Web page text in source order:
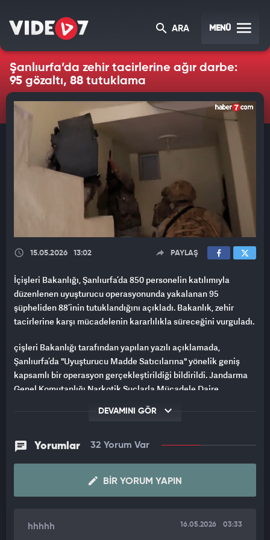
ARA MENÜ
Şanlıurfa’da zehir tacirlerine ağır darbe:
95 gözaltı, 88 tutuklama
15.05.2026 13:02 PAYLAŞ
İçişleri Bakanlığı, Şanlıurfa’da 850 personelin katılımıyla
düzenlenen uyuşturucu operasyonunda yakalanan 95
şüpheliden 88’inin tutuklandığını açıkladı. Bakanlık, zehir
tacirlerine karşı mücadelenin kararlılıkla süreceğini vurguladı.
çişleri Bakanlığı tarafından yapılan yazılı açıklamada,
Şanlıurfa’da "Uyuşturucu Madde Satıcılarına" yönelik geniş
kapsamlı bir operasyon gerçekleştirildiği bildirildi. Jandarma
Genel Komutanlığı Narkotik Suçlarla Mücadele Daire
koordinesinde yürütülen titiz çalışmalar neticesinde, gençlerin
indirildi.
Şanlıurfa merkezli yürütülen operasyonların teknik detaylarına
çekildi. Operasyonun; 85 asayiş timi ve 32 komando timi olmak
DEVAMINI GÖR
Yorumlar 32 Yorum Var
BIR YORUM YAPIN
hhhhh 16.05.2026 03:33